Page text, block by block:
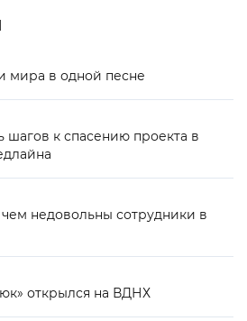
мира в одной песне
шагов к спасению проекта в
недовольны сотрудники в
открылся на ВДНХ